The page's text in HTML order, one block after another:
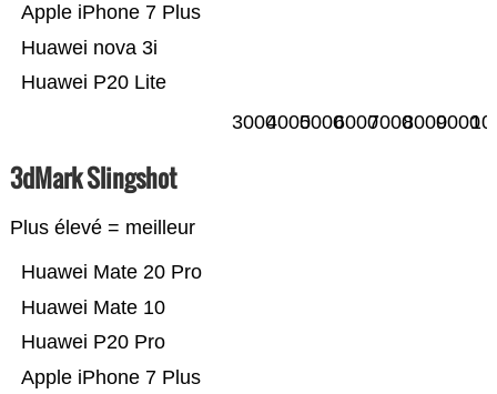
Huawei P20 Lite
Huawei nova 3i
Apple iPhone 7 Plus
3000400050006000700080009000
3dMark Slingshot
Plus élevé = meilleur
Apple iPhone 7 Plus
Huawei P20 Pro
Huawei Mate 10
Huawei Mate 20 Pro